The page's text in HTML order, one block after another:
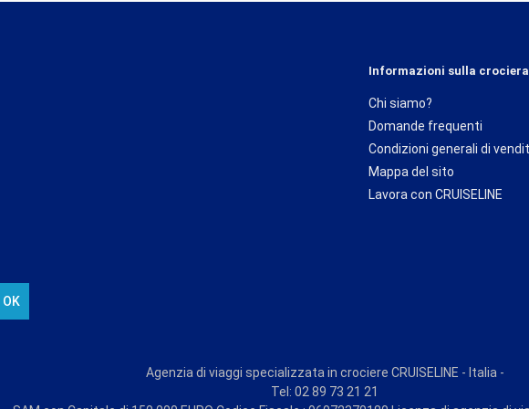
Informazioni sulla crociera
Chi siamo?
Domande frequenti
Condizioni generali di
Mappa del sito
Lavora con CRUISELINE
OK
Agenzia di viaggi specializzata in crociere CRUISELINE - Italia -
Tel: 02 89 73 21 21